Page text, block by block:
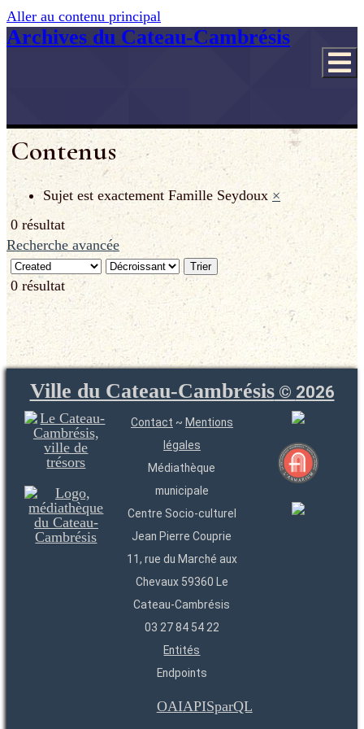
Aller au contenu principal
Archives du Cateau-Cambrésis
Contenus
Sujet est exactement Famille Seydoux ×
0 résultat
Recherche avancée
Trier
0 résultat
Ville du Cateau-Cambrésis© 2026
Contact ~ Mentions
légales
Médiathèque
municipale
Centre Socio-culturel
Jean Pierre Couprie
11, rue du Marché aux
Chevaux 59360 Le
Cateau-Cambrésis
03 27 84 54 22
Entités
Endpoints
OAIAPISparQL